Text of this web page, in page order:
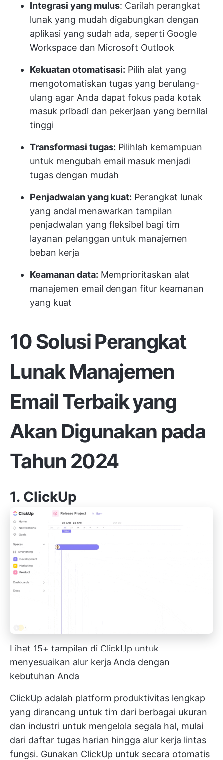
Integrasi yang mulus: Carilah perangkat
lunak yang mudah digabungkan dengan
aplikasi yang sudah ada, seperti Google
Workspace dan Microsoft Outlook
Kekuatan otomatisasi: Pilih alat yang
mengotomatiskan tugas yang berulang-
ulang agar Anda dapat fokus pada kotak
masuk pribadi dan pekerjaan yang bernilai
tinggi
Transformasi tugas: Pilihlah kemampuan
untuk mengubah email masuk menjadi
tugas dengan mudah
Penjadwalan yang kuat: Perangkat lunak
yang andal menawarkan tampilan
penjadwalan yang fleksibel bagi tim
layanan pelanggan untuk manajemen
beban kerja
Keamanan data: Memprioritaskan alat
manajemen email dengan fitur keamanan
yang kuat
10 Solusi Perangkat
Lunak Manajemen
Email Terbaik yang
Akan Digunakan pada
Tahun 2024
1. ClickUp
Lihat 15+ tampilan di ClickUp untuk
menyesuaikan alur kerja Anda dengan
kebutuhan Anda
ClickUp adalah platform produktivitas lengkap
yang dirancang untuk tim dari berbagai ukuran
dan industri untuk mengelola segala hal, mulai
dari daftar tugas harian hingga alur kerja lintas
fungsi. Gunakan ClickUp untuk secara otomatis